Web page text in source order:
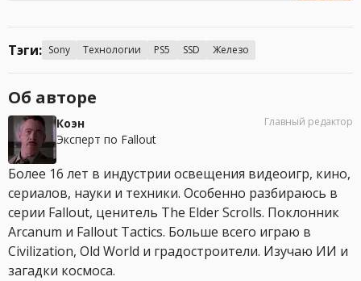
Тэги: Sony Технологии PS5 SSD Железо
Об авторе
Коэн
Эксперт по Fallout
Главный редактор
Более 16 лет в индустрии освещения видеоигр, кино,
сериалов, науки и техники. Особенно разбираюсь в
серии Fallout, ценитель The Elder Scrolls. Поклонник
Arcanum и Fallout Tactics. Больше всего играю в
Civilization, Old World и градостроители. Изучаю ИИ и
загадки космоса.